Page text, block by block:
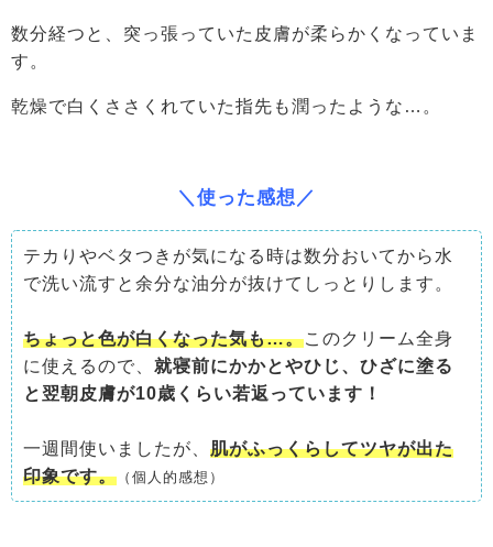
数分経つと、突っ張っていた皮膚が柔らかくなっていま
す。
乾燥で白くささくれていた指先も潤ったような…。
＼使った感想／
テカりやベタつきが気になる時は数分おいてから水
で洗い流すと余分な油分が抜けてしっとりします。
ちょっと色が白くなった気も…。このクリーム全身
に使えるので、 就寝前にかかとやひじ、ひざに塗る
と 翌朝皮膚が10歳くらい若返っています！
一週間使いましたが、 肌がふっくらしてツヤが出た
印象です。 （個人的感想）